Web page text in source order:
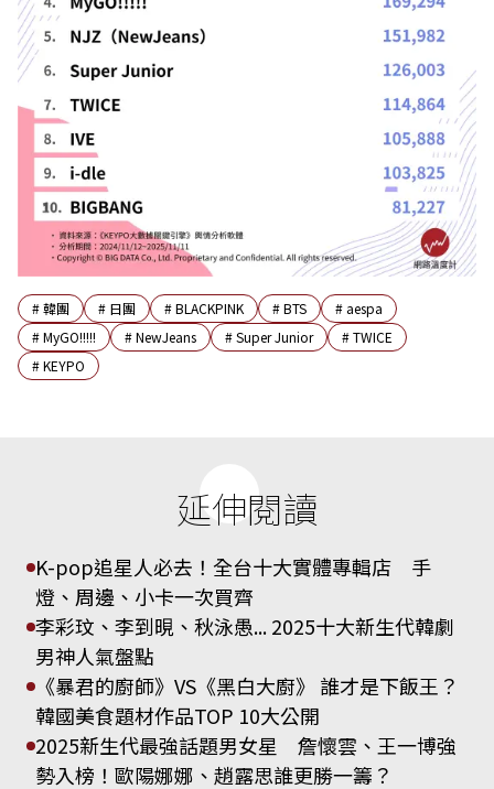
#韓團 # 日團 #BLACKPINK #BTS # aespa
#MyGO!!!!! #NewJeans #Super Junior #TWICE
#KEYPO
延伸閱讀
K-pop追星人必去！全台十大實體專輯店 手
燈、周邊、小卡一次買齊
李彩玟、李到晛、秋泳愚... 2025十大新生代韓劇
男神人氣盤點
《暴君的廚師》VS《黑白大廚》 誰才是下飯王？
韓國美食題材作品TOP 10大公開
2025新生代最強話題男女星 詹懷雲、王一博強
勢入榜！歐陽娜娜、趙露思誰更勝一籌？